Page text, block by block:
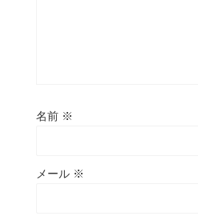
名前 ※
メール ※